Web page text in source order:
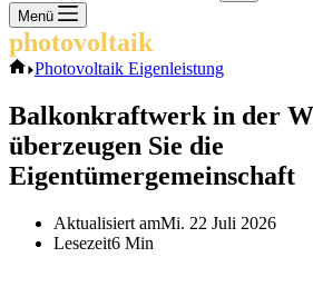
Keine
Ergebnisse
Menü
photovoltaik
Start
Photovoltaik Eigenleistung
Balkonkraftwerk in der
überzeugen Sie die
Eigentümergemeinschaft
Aktualisiert amMi. 22 Juli 2026
Lesezeit6 Min